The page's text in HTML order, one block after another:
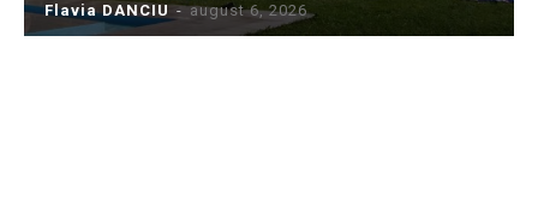
Flavia DANCIU - august 6, 2026